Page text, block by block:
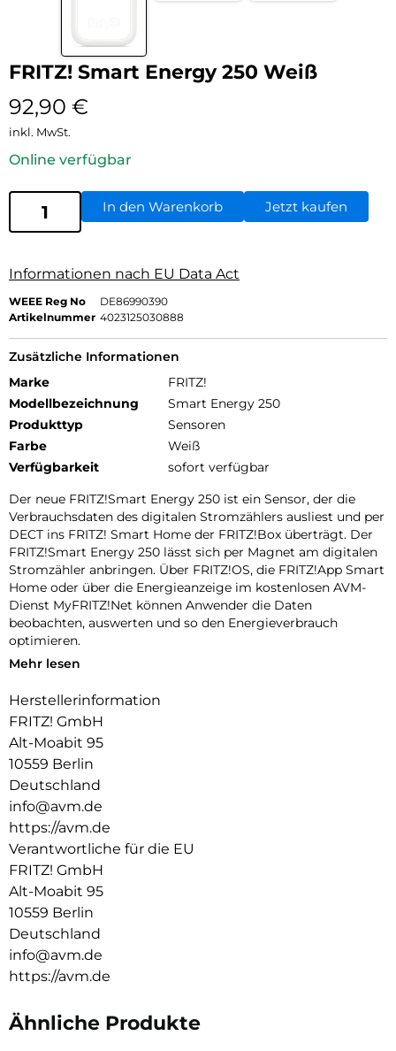
FRITZ! Smart Energy 250 Weiß
92,90 €
inkl. MwSt.
Online verfügbar
In den Warenkorb Jetzt kaufen
Informationen nach EU Data Act
WEEE Reg No
DE86990390
Artikelnummer 4023125030888
Zusätzliche Informationen
Marke
FRITZ!
Modellbezeichnung
Smart Energy 250
Produkttyp
Sensoren
Farbe
Weiß
Verfügbarkeit
sofort verfügbar
Der neue FRITZ!Smart Energy 250 ist ein Sensor, der die
Verbrauchsdaten des digitalen Stromzählers ausliest und per
DECT ins FRITZ! Smart Home der FRITZ!Box überträgt. Der
FRITZ!Smart Energy 250 lässt sich per Magnet am digitalen
Stromzähler anbringen. Über FRITZ!OS, die FRITZ!App Smart
Home oder über die Energieanzeige im kostenlosen AVM-
Dienst MyFRITZ!Net können Anwender die Daten
beobachten, auswerten und so den Energieverbrauch
optimieren.
Ablesen von digitalen Stromzählern:
Schnittstelle (Infrarot-Schnittstelle) des digitalen
Stromzählers befestigt. Die Stromversorgung erfolgt über
Batterien oder den USB-Anschluss. FRITZ!Smart Energy 250
ist mit den meisten in Deutschland installierten digitalen
Stromzählern kompatibel. Eine Liste der aktuell nicht
unterstützten Stromzähler finden Sie hier: Informationen
zum Stromzähler.
Stromverbrauch per FRITZ!App Smart Home stets im Blick:
Home-Geräte mit dem Smartphone oder dem Tablet
komfortabel per Fingertipp. Der Sensor FRITZ!Smart Energy
250 übermittelt die ausgelesenen Daten auf die FRITZ!App
Smart Home, in der alle wesentlichen Daten und
Einsparpotenziale auf einen Blick erkennbar sind – auch von
unterwegs. So lässt sich komfortabel Energie einsparen.
Mehr lesen
Herstellerinformation
FRITZ! GmbH
Alt-Moabit 95
10559 Berlin
Deutschland
info@avm.de
https://avm.de
Verantwortliche für die EU
FRITZ! GmbH
Alt-Moabit 95
10559 Berlin
Deutschland
info@avm.de
https://avm.de
Ähnliche Produkte